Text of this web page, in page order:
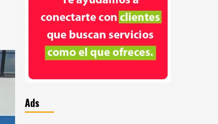
Ads